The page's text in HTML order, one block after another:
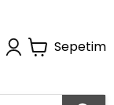
Sepetim